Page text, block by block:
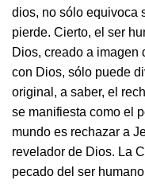
dios, no sólo equivoca
pierde. Cierto, el ser
Dios, creado a imagen
con Dios, sólo puede
original, a saber, el
se manifiesta como el
mundo es rechazar a
revelador de Dios. La
pecado del ser